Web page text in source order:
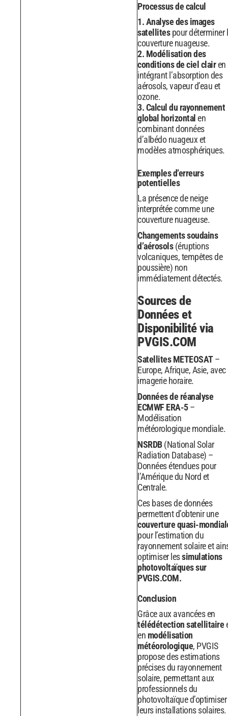
Processus de calcul
1. Analyse des images
satellitespour déterminer
couverture nuageuse.
2. Modélisation des
conditions de ciel clairen
intégrant l’absorption des
aérosols, vapeur d’eau et
ozone.
3. Calcul du rayonnement
global horizontal en
combinant données
d’albédo nuageux et
modèles atmosphériques.
Exemples d’erreurs
potentielles
La présence de neige
interprétée comme une
couverture nuageuse.
Changements soudains
d’aérosols(éruptions
volcaniques, tempêtes de
poussière) non
immédiatement détectés.
Sources de
Données et
Disponibilité via
PVGIS.COM
Satellites METEOSAT–
Europe, Afrique, Asie, avec
imagerie horaire.
Données de réanalyse
ECMWF ERA-5–
Modélisation
météorologique mondiale.
NSRDB(National Solar
Radiation Database) –
Données étendues pour
l’Amérique du Nord et
Centrale.
Ces bases de données
permettent d’obtenir une
couverture quasi-
pour l’estimation du
rayonnement solaire et
optimiser lessimulations
photovoltaïques sur
PVGIS.COM.
Conclusion
Grâce aux avancées en
télédétection satellitaire
en modélisation
météorologique, PVGIS
propose des estimations
précises du rayonnement
solaire, permettant aux
professionnels du
photovoltaïque d’optimiser
leurs installations solaires.